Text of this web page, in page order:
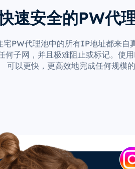
速安全的PW代
PW代理池中的所有IP地址都来自
何子网，并且极难阻止或标记。使
可以更快，更高效地完成任何规模